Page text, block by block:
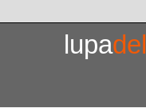
lupadel